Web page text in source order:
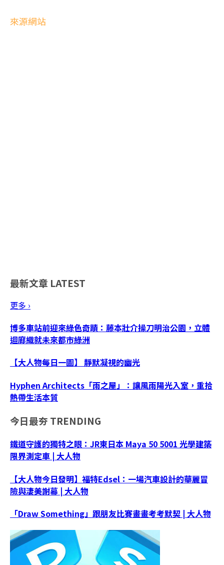
來源網站
最新文章 LATEST
更多 ›
博多車站前迎來綠色奇蹟：藤本壯介操刀明治公園，立體
迴廊織就未來都市綠洲
【大人物每日一圖】 靜默凝視的幽光
Hyphen Architects「雨之屋」：讓風雨陽光入室，重拾
熱帶生活本質
今日最夯 TRENDING
鐵道守護的獨特之眼：JR東日本 Maya 50 5001 光學建築
限界測定車 | 大人物
【大人物今日發明】福特Edsel：一場汽車設計的華麗冒
險與淒美謝幕 | 大人物
「Draw Something」跟朋友比賽畫畫考考默契 | 大人物